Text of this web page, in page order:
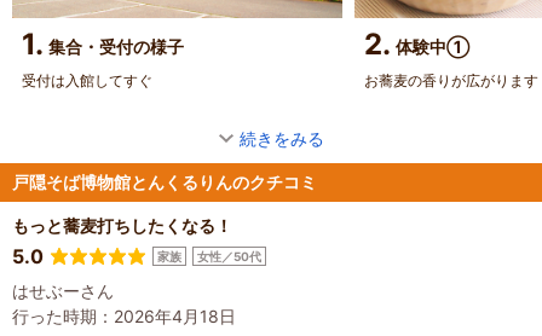
1. 集合・受付の様子
受付は入館してすぐ
2. 体験中①
お蕎麦の香りが広がります
続きをみる
戸隠そば博物館とんくるりんのクチコミ
もっと蕎麦打ちしたくなる！
5.0 家族 女性／50代
はせぶーさん
行った時期：2026年4月18日